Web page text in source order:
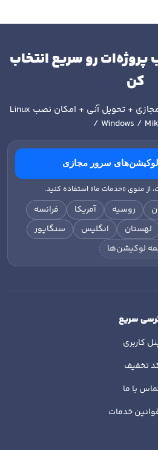
رو سریع انتخاب
کن
+ تحویل آنی + امکان نصب Linux
/ Windows /
سرور مجازی
از منوی «خدمات ما» استفاده کنید.
روسیه آمریکا
فرانسه
لهستان انگلیس
سنگاپور
لوکیشن‌ها
سریع
کاربری
تخفیف
با ما
خدمات